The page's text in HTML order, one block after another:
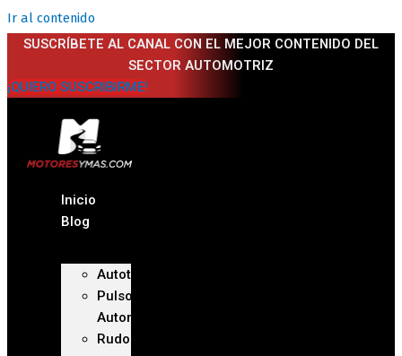
Ir al contenido
SUSCRÍBETE AL CANAL CON EL MEJOR CONTENIDO DEL
SECTOR AUTOMOTRIZ
¡QUIERO SUSCRIBIRME!
Inicio
Blog
Autoteca
Pulso
Automotriz
Rudo